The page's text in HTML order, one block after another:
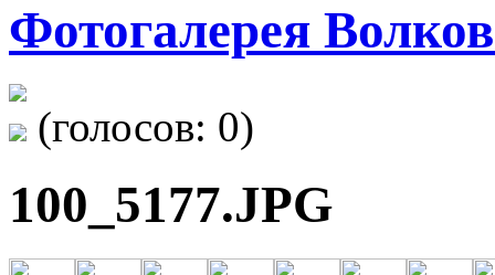
Фотогалерея
(голосов: 0)
100_5177.JPG